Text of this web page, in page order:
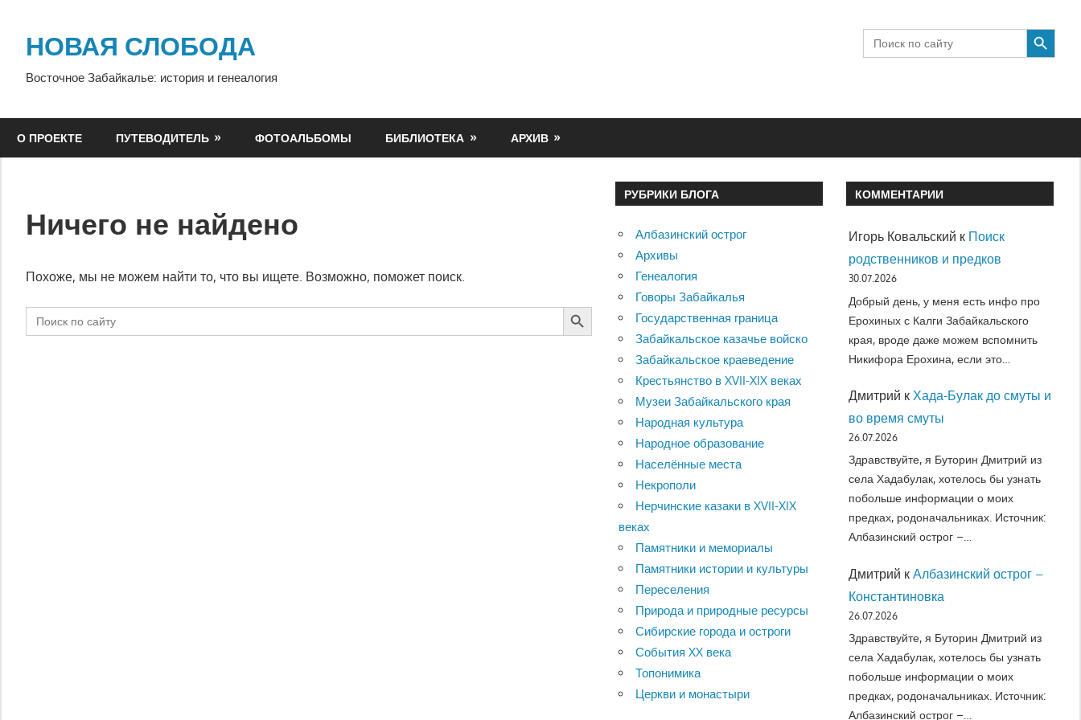
содержимому
НОВАЯ СЛОБОДА
Восточное Забайкалье: история и генеалогия
Search
for:
SEARCH BUTTON
О ПРОЕКТЕ ПУТЕВОДИТЕЛЬ ФОТОАЛЬБОМЫ БИБЛИОТЕКА АРХИВ
Ничего не найдено
Похоже, мы не можем найти то, что вы ищете. Возможно, поможет поиск.
Search
for:
SEARCH BUTTON
РУБРИКИ БЛОГА
Албазинский острог
Архивы
Генеалогия
Говоры Забайкалья
Государственная граница
Забайкальское казачье войско
Забайкальское краеведение
Крестьянство в XVII-XIX веках
Музеи Забайкальского края
Народная культура
Народное образование
Населённые места
Некрополи
Нерчинские казаки в XVII-XIX
веках
Памятники и мемориалы
Памятники истории и культуры
Переселения
Природа и природные ресурсы
Сибирские города и остроги
События XX века
Топонимика
Церкви и монастыри
КОММЕНТАРИИ
Игорь Ковальский к Поиск
родственников и предков
30.07.2026
Добрый день, у меня есть инфо про
Ерохиных с Калги Забайкальского
края, вроде даже можем вспомнить
Никифора Ерохина, если это…
Дмитрий к Хада-Булак до смуты и
во время смуты
26.07.2026
Здравствуйте, я Буторин Дмитрий из
села Хадабулак, хотелось бы узнать
побольше информации о моих
предках, родоначальниках. Источник:
Албазинский острог –…
Дмитрий к Албазинский острог –
Константиновка
26.07.2026
Здравствуйте, я Буторин Дмитрий из
села Хадабулак, хотелось бы узнать
побольше информации о моих
предках, родоначальниках. Источник:
Албазинский острог –…